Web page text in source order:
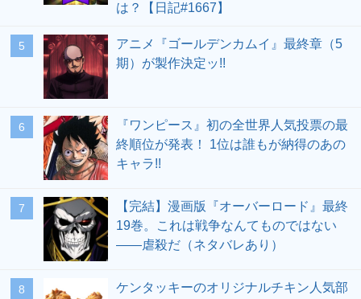
は？【日記#1667】
アニメ『ゴールデンカムイ』最終章（5
期）が製作決定ッ!!
『ワンピース』初の全世界人気投票の最
終順位が発表！ 1位は誰もが納得のあの
キャラ!!
【完結】漫画版『オーバーロード』最終
19巻。これは戦争なんてものではない
――虐殺だ（ネタバレあり）
ケンタッキーのオリジナルチキン人気部